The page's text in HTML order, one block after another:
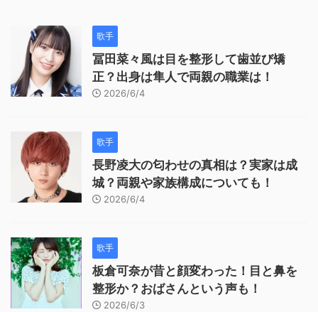
歌手
冨田菜々風は目を整形して歯並び矯
正？出身は隼人で両親の職業は！
2026/6/4
歌手
長野凌大の匂わせの真相は？実家は成
城？両親や家族構成についても！
2026/6/4
歌手
板倉可奈が昔と顔変わった！目と鼻を
整形か？おばさんという声も！
2026/6/3